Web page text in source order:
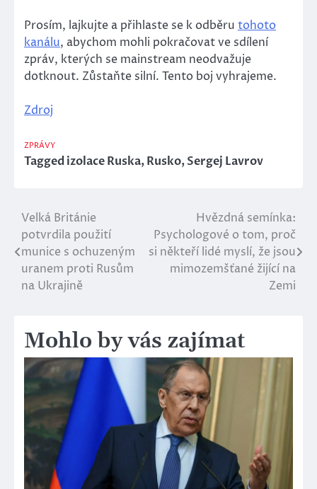
Prosím, lajkujte a přihlaste se k odběru tohoto
kanálu, abychom mohli pokračovat ve sdílení
zpráv, kterých se mainstream neodvažuje
dotknout. Zůstaňte silní. Tento boj vyhrajeme.
Zdroj
ZPRÁVY
Taggedizolace Ruska,Rusko,Sergej Lavrov
Navigace
pro
příspěvek
Velká Británie
potvrdila použití
munice s ochuzeným
uranem proti Rusům
na Ukrajině
Hvězdná semínka:
Psychologové o tom, proč
si někteří lidé myslí, že jsou
mimozemšťané žijící na
Zemi
Mohlo by vás zajímat